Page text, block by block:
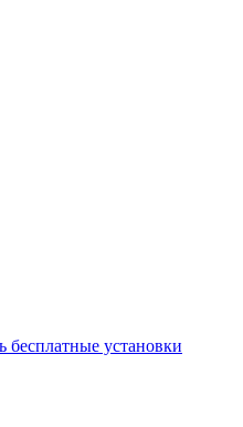
бесплатные установки